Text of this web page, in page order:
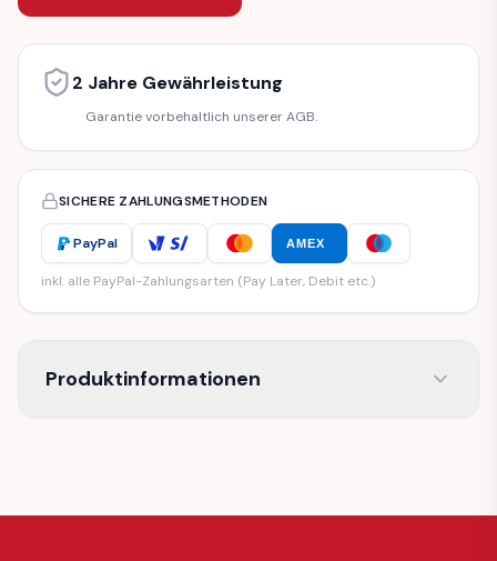
2 Jahre Gewährleistung
Garantie vorbehaltlich unserer AGB.
SICHERE ZAHLUNGSMETHODEN
PayPal AMEX
inkl. alle PayPal-Zahlungsarten (Pay Later, Debit etc.)
Produktinformationen